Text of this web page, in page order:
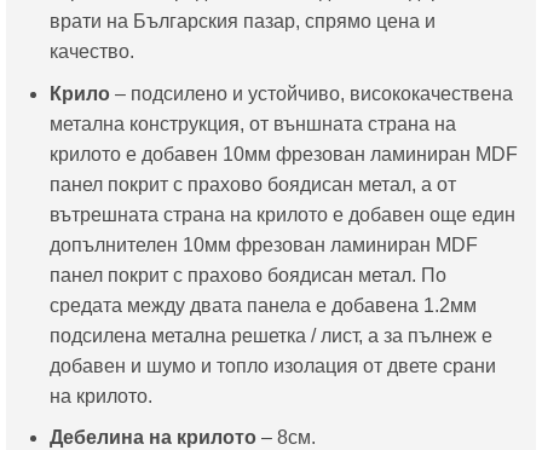
лв..
врати на Българския пазар, спрямо цена и
качество.
Крило– подсилено и устойчиво, висококачествена
метална конструкция, от външната страна на
крилото е добавен 10мм фрезован ламиниран MDF
панел покрит с прахово боядисан метал, а от
вътрешната страна на крилото е добавен още един
допълнителен 10мм фрезован ламиниран MDF
панел покрит с прахово боядисан метал. По
средата между двата панела е добавена 1.2мм
подсилена метална решетка / лист, а за пълнеж е
добавен и шумо и топло изолация от двете срани
на крилото.
Дебелина на крилото– 8см.